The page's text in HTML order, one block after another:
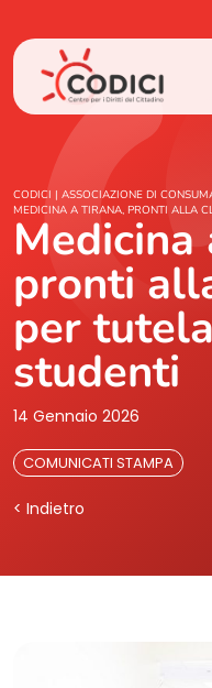
Chi Siamo
Cosa
Area
CODICI | ASSOCIAZIONE DI
MEDICINA A TIRANA, PRONTI ALLA
Medicina
pronti
per
studenti
14 Gennaio 2026
COMUNICATI STAMPA
< Indietro